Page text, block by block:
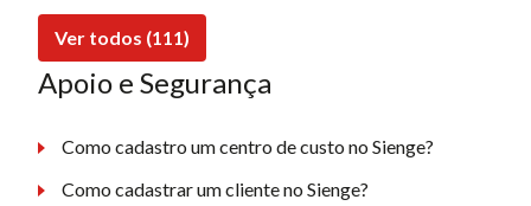
Ver todos (111)
Apoio e Segurança
Como cadastro um centro de custo no Sienge?
Como cadastrar um cliente no Sienge?